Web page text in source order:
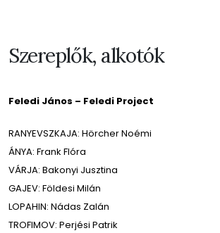
Szereplők, alkotók
Feledi János – Feledi Project
RANYEVSZKAJA: Hörcher Noémi
ÁNYA: Frank Flóra
VÁRJA: Bakonyi Jusztina
GAJEV: Földesi Milán
LOPAHIN: Nádas Zalán
TROFIMOV: Perjési Patrik